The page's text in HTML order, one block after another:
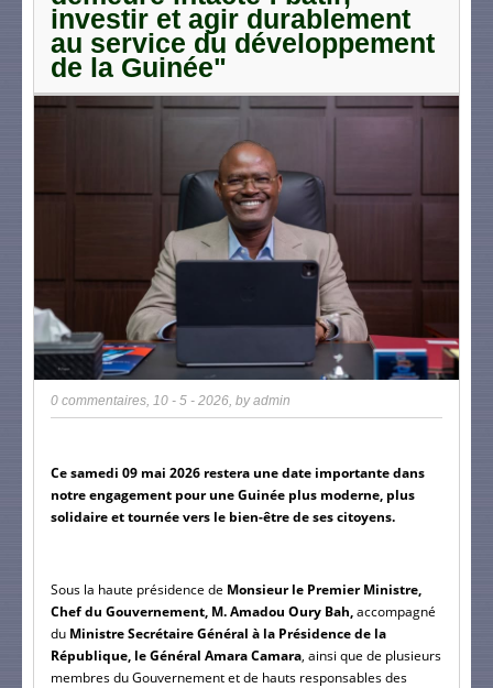
investir et agir durablement
au service du développement
de la Guinée"
0 commentaires 10 - 5 - 2026 , byadmin
Ce samedi 09 mai 2026 restera une date importante dans
notre engagement pour une Guinée plus moderne, plus
solidaire et tournée vers le bien-être de ses citoyens.
Sous la haute présidence de Monsieur le Premier Ministre,
Chef du Gouvernement, M. Amadou Oury Bah, accompagné
du Ministre Secrétaire Général à la Présidence de la
République, le Général Amara Camara, ainsi que de plusieurs
membres du Gouvernement et de hauts responsables des